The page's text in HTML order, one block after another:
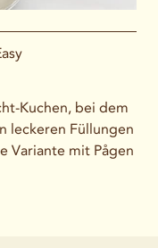
Kuchen, bei dem
leckeren Füllungen
Variante mit Pågen